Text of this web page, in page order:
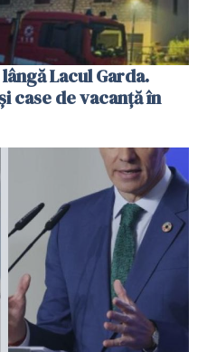
Lacul Garda.
case de vacanță în